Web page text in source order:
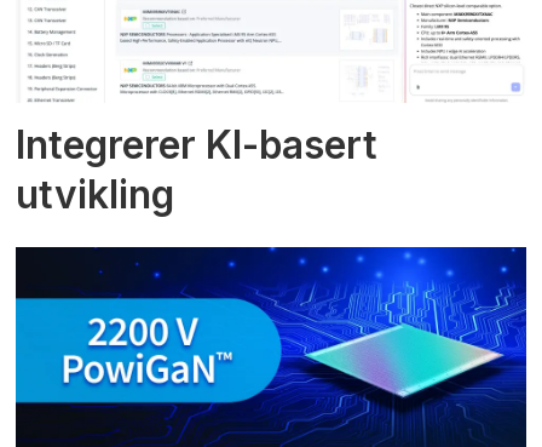
Integrerer KI-basert
utvikling